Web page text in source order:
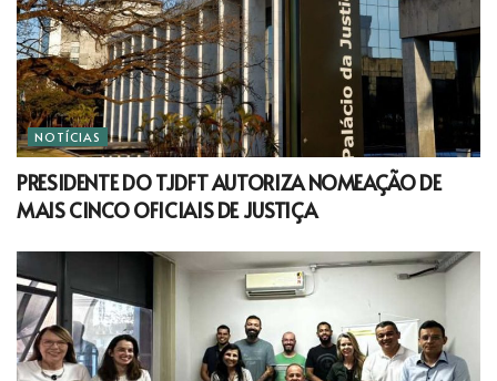
NOTÍCIAS
PRESIDENTE DO TJDFT AUTORIZA NOMEAÇÃO DE
MAIS CINCO OFICIAIS DE JUSTIÇA